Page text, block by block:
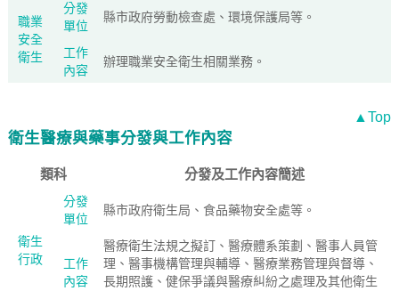
職業
安全
衛生
分發
單位
縣市政府勞動檢查處、環境保護局等。
工作
內容
辦理職業安全衛生相關業務。
▲Top
衛生醫療與藥事分發與工作內容
類科 分發及工作內容簡述
衛生
行政
分發
單位
縣市政府衛生局、食品藥物安全處等。
工作
內容
醫療衛生法規之擬訂、醫療體系策劃、醫事人員管
理、醫事機構管理與輔導、醫療業務管理與督導、
長期照護、健保爭議與醫療糾紛之處理及其他衛生